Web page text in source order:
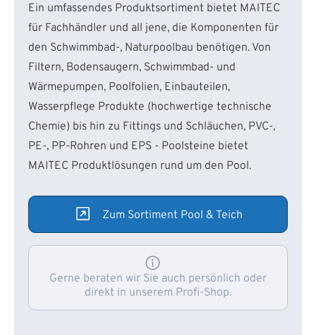
Ein umfassendes Produktsortiment bietet MAITEC
für Fachhändler und all jene, die Komponenten für
den Schwimmbad-, Naturpoolbau benötigen. Von
Filtern, Bodensaugern, Schwimmbad- und
Wärmepumpen, Poolfolien, Einbauteilen,
Wasserpflege Produkte (hochwertige technische
Chemie) bis hin zu Fittings und Schläuchen, PVC-,
PE-, PP-Rohren und EPS - Poolsteine bietet
MAITEC Produktlösungen rund um den Pool.
Zum Sortiment Pool & Teich
Gerne beraten wir Sie auch persönlich oder
direkt in unserem Profi-Shop.